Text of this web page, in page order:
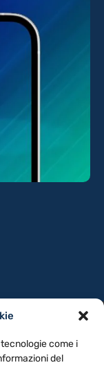
come i
del
PREFERENZE